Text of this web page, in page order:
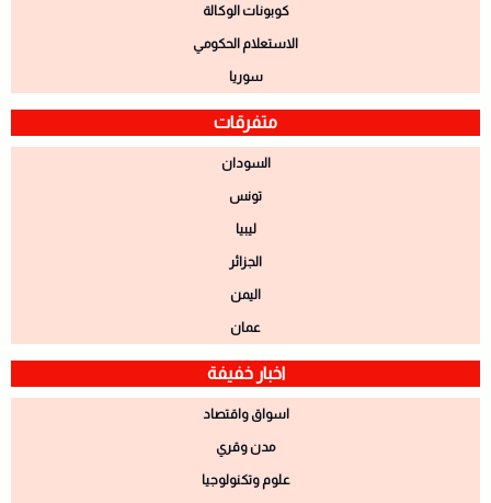
كوبونات الوكالة
الاستعلام الحكومي
سوريا
متفرقات
السودان
تونس
ليبيا
الجزائر
اليمن
عمان
اخبار خفيفة
اسواق واقتصاد
مدن وقري
علوم وتكنولوجيا